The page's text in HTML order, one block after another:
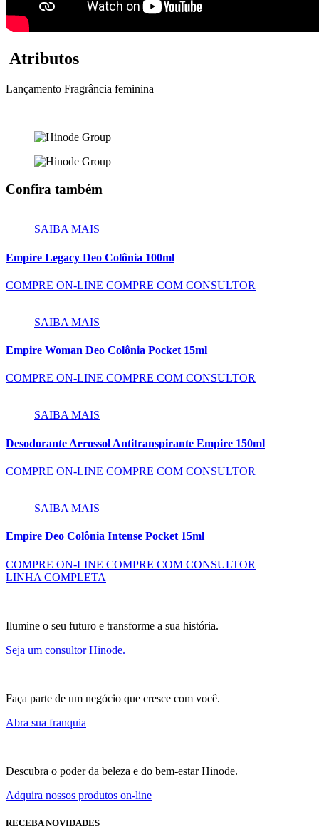
Atributos
Lançamento Fragrância feminina
Confira também
SAIBA MAIS
Empire Legacy Deo Colônia 100ml
COMPRE ON-LINE COMPRE COM CONSULTOR
SAIBA MAIS
Empire Woman Deo Colônia Pocket 15ml
COMPRE ON-LINE COMPRE COM CONSULTOR
SAIBA MAIS
Desodorante Aerossol Antitranspirante Empire 150ml
COMPRE ON-LINE COMPRE COM CONSULTOR
SAIBA MAIS
Empire Deo Colônia Intense Pocket 15ml
COMPRE ON-LINE COMPRE COM CONSULTOR
LINHA COMPLETA
Ilumine o seu futuro e transforme a sua história.
Seja um consultor Hinode.
Faça parte de um negócio que cresce com você.
Abra sua franquia
Descubra o poder da beleza e do bem-estar Hinode.
Adquira nossos produtos on-line
RECEBA NOVIDADES